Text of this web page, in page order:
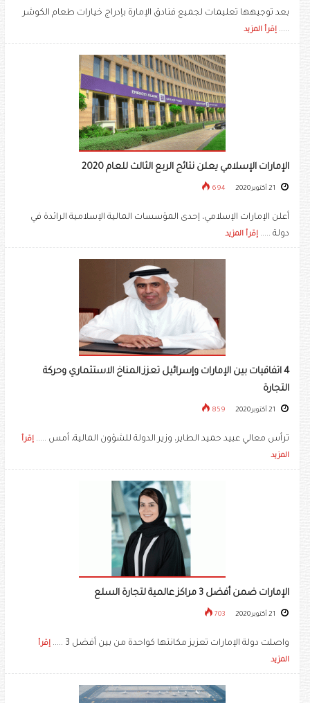
بعد توجيهها تعليمات لجميع فنادق الإمارة بإدراج خيارات طعام الكوشر
..... إقرأ المزيد
الإمارات الإسلامي يعلن نتائج الربع الثالث للعام 2020
694
أعلن الإمارات الإسلامي، إحدى المؤسسات المالية الإسلامية الرائدة في
دولة ..... إقرأ المزيد
4 اتفاقيات بين الإمارات وإسرائيل تعزز المناخ الاستثماري وحركة
التجارة
859
ترأس معالي عبيد حميد الطاير، وزير الدولة للشؤون المالية، أمس ..... إقرأ
المزيد
الإمارات ضمن أفضل 3 مراكز عالمية لتجارة السلع
703
واصلت دولة الإمارات تعزيز مكانتها كواحدة من بين أفضل 3 .....
إقرأ
المزيد